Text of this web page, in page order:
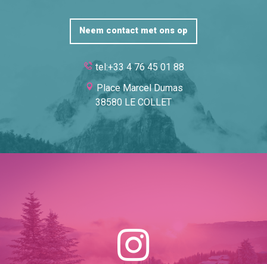
Neem contact met ons op
tel:+33 4 76 45 01 88
Place Marcel Dumas
38580 LE COLLET